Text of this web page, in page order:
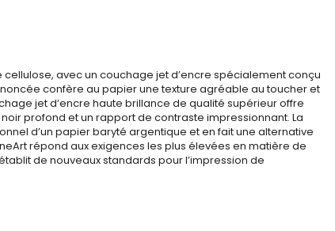
avec un couchage jet d’encre spécialement conçu
confère au papier une texture agréable au toucher et
jet d’encre haute brillance de qualité supérieur offre
profond et un rapport de contraste impressionnant. La
d’un papier baryté argentique et en fait une alternative
répond aux exigences les plus élevées en matière de
de nouveaux standards pour l’impression de